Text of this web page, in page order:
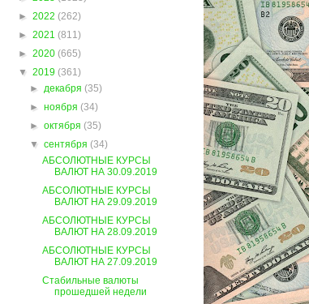
► 2022 (262)
► 2021 (811)
► 2020 (665)
▼ 2019 (361)
►декабря(35)
►ноября(34)
►октября(35)
▼сентября(34)
АБСОЛЮТНЫЕ КУРСЫ
ВАЛЮТ НА 30.09.2019
АБСОЛЮТНЫЕ КУРСЫ
ВАЛЮТ НА 29.09.2019
АБСОЛЮТНЫЕ КУРСЫ
ВАЛЮТ НА 28.09.2019
АБСОЛЮТНЫЕ КУРСЫ
ВАЛЮТ НА 27.09.2019
Стабильные валюты
прошедшей недели